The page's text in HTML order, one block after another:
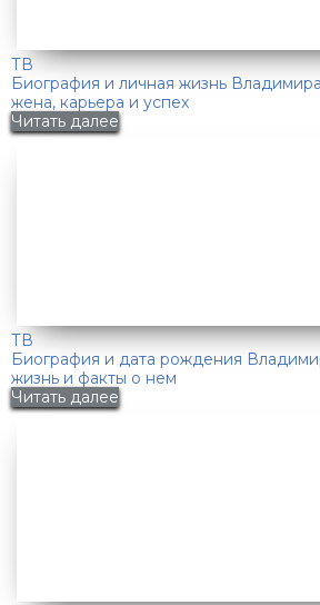
ТВ
Биография и личная жизнь
жена, карьера и успех
Читать далее
ТВ
Биография и дата рождения
жизнь и факты о нем
Читать далее